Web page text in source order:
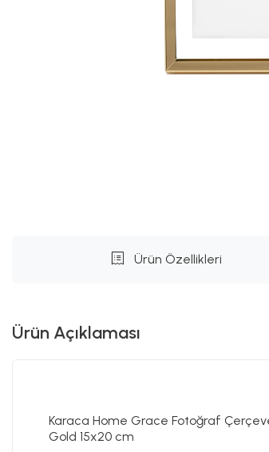
Ürün Özellikleri
Ürün Açıklaması
Karaca Home Grace Fotoğraf
Gold 15x20 cm